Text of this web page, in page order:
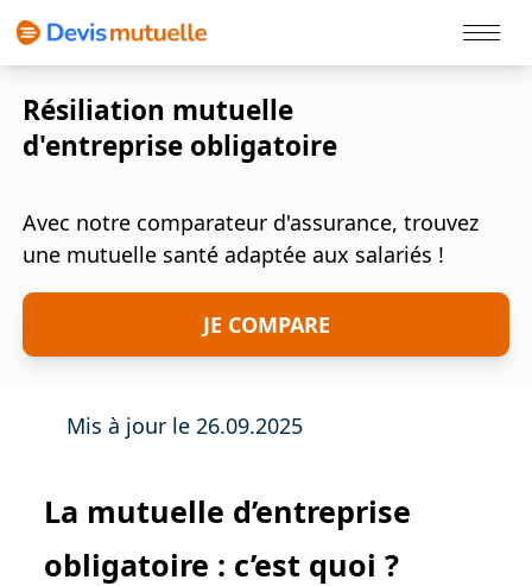
Résiliation mutuelle
d'entreprise obligatoire
Avec notre comparateur d'assurance, trouvez
une mutuelle santé adaptée aux salariés !
JE COMPARE
Mis à jour le 26.09.2025
La mutuelle d’entreprise
obligatoire : c’est quoi ?
Politique Cookies